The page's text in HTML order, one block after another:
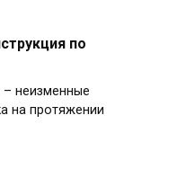
по
– неизменные
на протяжении